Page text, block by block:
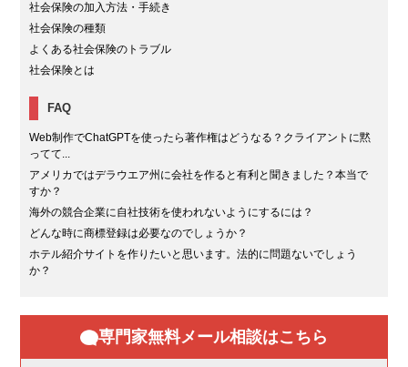
社会保険の加入方法・手続き
社会保険の種類
よくある社会保険のトラブル
社会保険とは
FAQ
Web制作でChatGPTを使ったら著作権はどうなる？クライアントに黙
ってて...
アメリカではデラウエア州に会社を作ると有利と聞きました？本当で
すか？
海外の競合企業に自社技術を使われないようにするには？
どんな時に商標登録は必要なのでしょうか？
ホテル紹介サイトを作りたいと思います。法的に問題ないでしょう
か？
専門家無料メール相談はこちら